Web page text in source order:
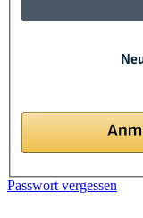
Passwort vergessen